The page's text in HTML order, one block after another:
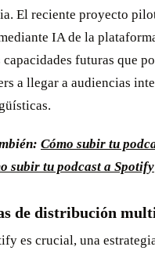
El reciente proyecto
IA de la
capacidades futuras que
a llegar a audiencias
Cómo subir tu
subir tu podcast a Spotify
de distribución
es crucial, una